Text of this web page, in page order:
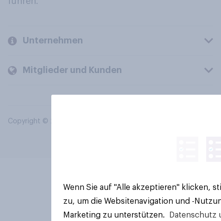
Unternehmen
Mitglieder und Kunden
Copyright © 2026 YouGov PLC. Alle Rechte vorbehalten.
Wenn Sie auf "Alle akzeptieren" klicken,
zu, um die Websitenavigation und -
Marketing zu unterstützen.
Datenschutz